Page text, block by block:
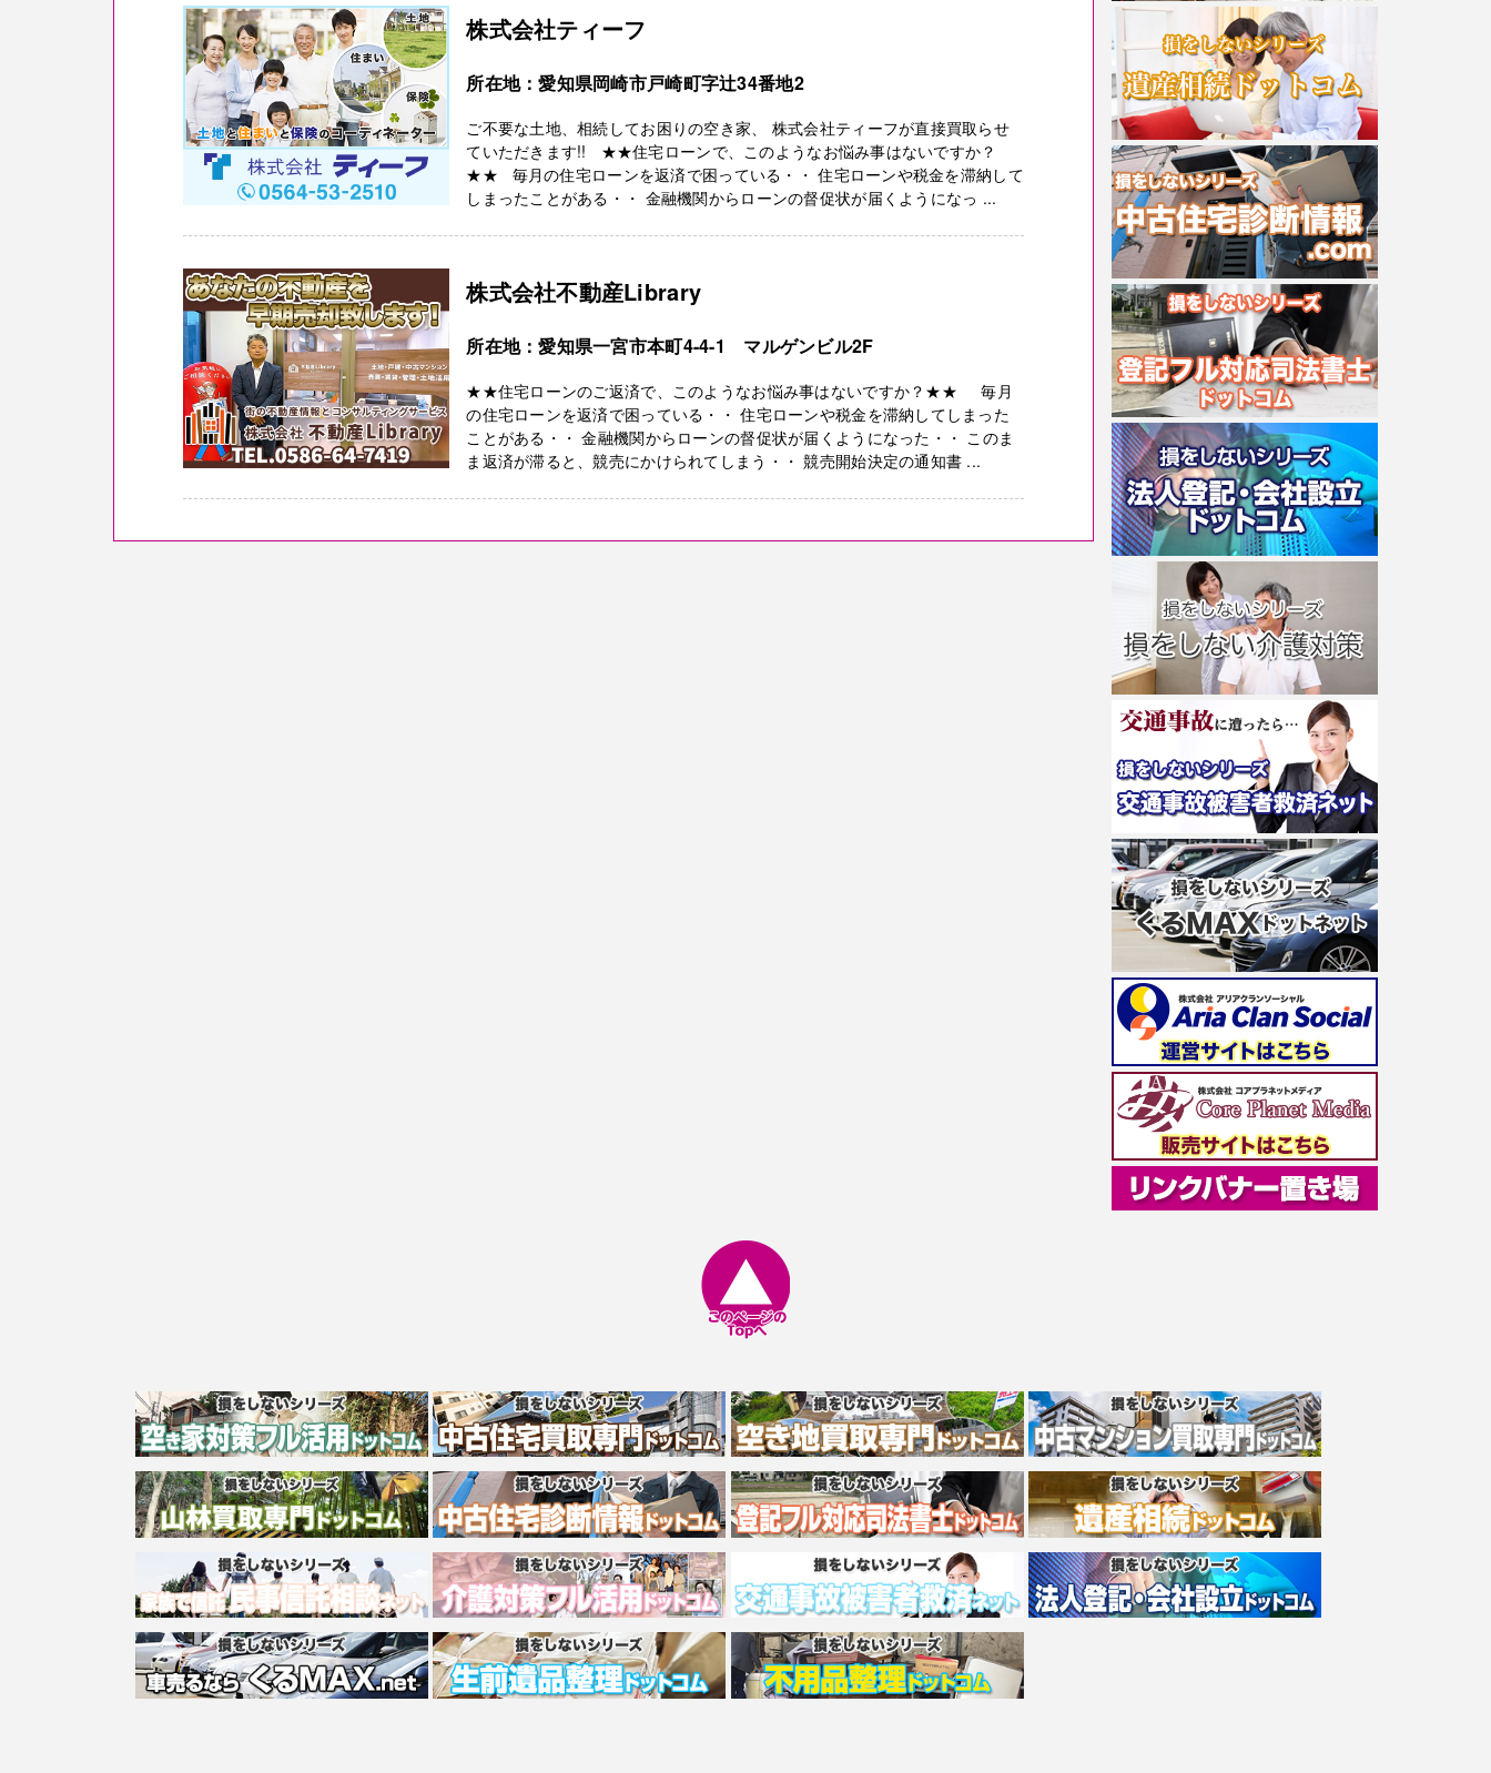
株式会社ティーフ
所在地：愛知県岡崎市戸崎町字辻34番地2
ご不要な土地、相続してお困りの空き家、 株式会社ティーフが直接買取らせ
ていただきます!! ★★住宅ローンで、このようなお悩み事はないですか？
★★ 毎月の住宅ローンを返済で困っている・・ 住宅ローンや税金を滞納して
しまったことがある・・ 金融機関からローンの督促状が届くようになっ ...
株式会社不動産Library
所在地：愛知県一宮市本町4-4-1 マルゲンビル2F
★★住宅ローンのご返済で、このようなお悩み事はないですか？★★ 毎月
の住宅ローンを返済で困っている・・ 住宅ローンや税金を滞納してしまった
ことがある・・ 金融機関からローンの督促状が届くようになった・・ このま
ま返済が滞ると、競売にかけられてしまう・・ 競売開始決定の通知書 ...